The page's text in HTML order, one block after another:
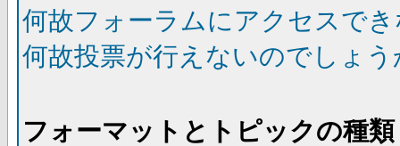
何故フォーラムにアクセスで
何故投票が行えないのでしょう
フォーマットとトピックの種類